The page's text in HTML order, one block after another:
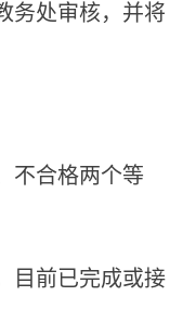
务处审核，并将
不合格两个等
目前已完成或接